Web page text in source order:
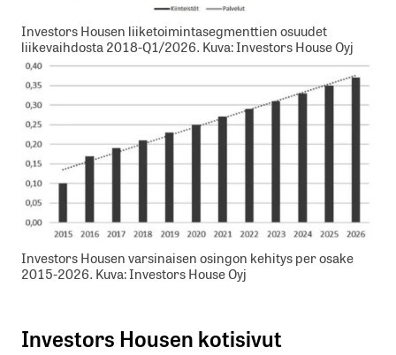
Investors Housen liiketoimintasegmenttien osuudet
liikevaihdosta 2018-Q1/2026. Kuva: Investors House Oyj
Investors Housen varsinaisen osingon kehitys per osake
2015-2026. Kuva: Investors House Oyj
Investors Housen kotisivut